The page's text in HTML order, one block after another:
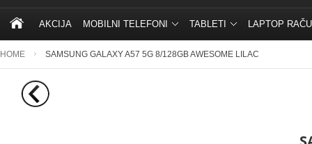
AKCIJA MOBILNI TELEFONI TABLETI LAPTOP
HOME SAMSUNG GALAXY A57 5G 8/128GB AWESOME LILAC